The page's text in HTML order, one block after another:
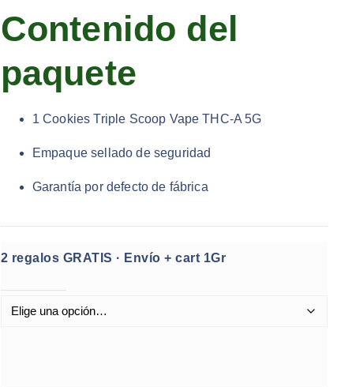
Contenido del
paquete
1 Cookies Triple Scoop Vape THC-A 5G
Empaque sellado de seguridad
Garantía por defecto de fábrica
2 regalos GRATIS · Envío + cart 1Gr